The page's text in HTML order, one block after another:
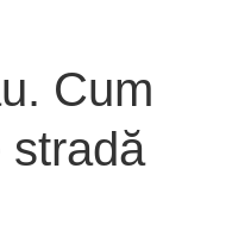
Cum
stradă